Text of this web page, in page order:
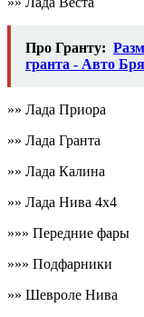
Про Гранту:
гранта - Авто
»» Лада Приора
»» Лада Гранта
»» Лада Калина
»» Лада Нива 4х4
»»» Передние фары
»»» Подфарники
»» Шевроле Нива